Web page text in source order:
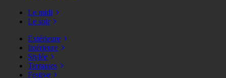
Le midi
Le soir
Extérieure
Intérieure
Stylée
Terrasses
Festive